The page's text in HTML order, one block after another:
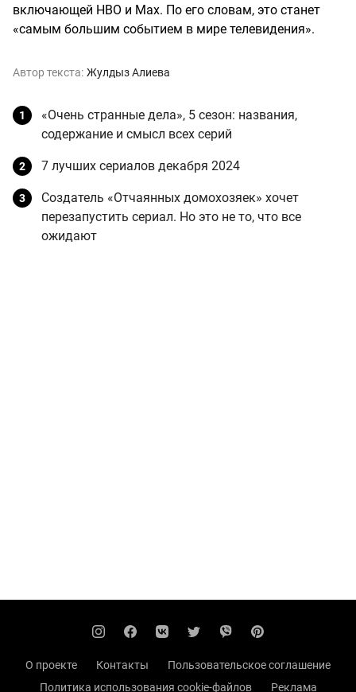
включающей HBO и Max. По его словам, это станет
«самым большим событием в мире телевидения».
Автор текста: Жулдыз Алиева
«Очень странные дела», 5 сезон: названия,
содержание и смысл всех серий
7 лучших сериалов декабря 2024
Создатель «Отчаянных домохозяек» хочет
перезапустить сериал. Но это не то, что все
ожидают
О проекте Контакты
Пользовательское соглашение
Политика использования cookie-файлов
Реклама